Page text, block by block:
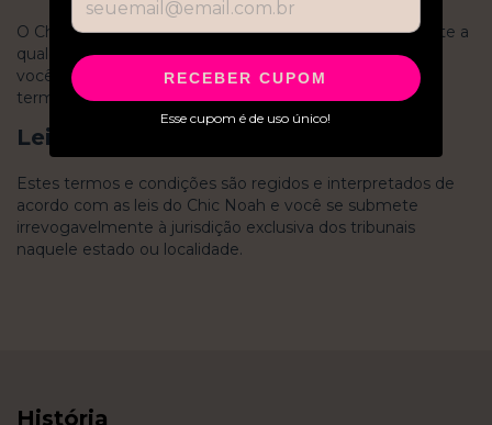
RECEBER CUPOM
Esse cupom é de uso único!
O Chic Noah pode revisar estes termos de serviço do site a
qualquer momento, sem aviso prévio. Ao usar este site,
você concorda em ficar vinculado à versão atual desses
termos de serviço.
Lei aplicável
Estes termos e condições são regidos e interpretados de
acordo com as leis do Chic Noah e você se submete
irrevogavelmente à jurisdição exclusiva dos tribunais
naquele estado ou localidade.
História